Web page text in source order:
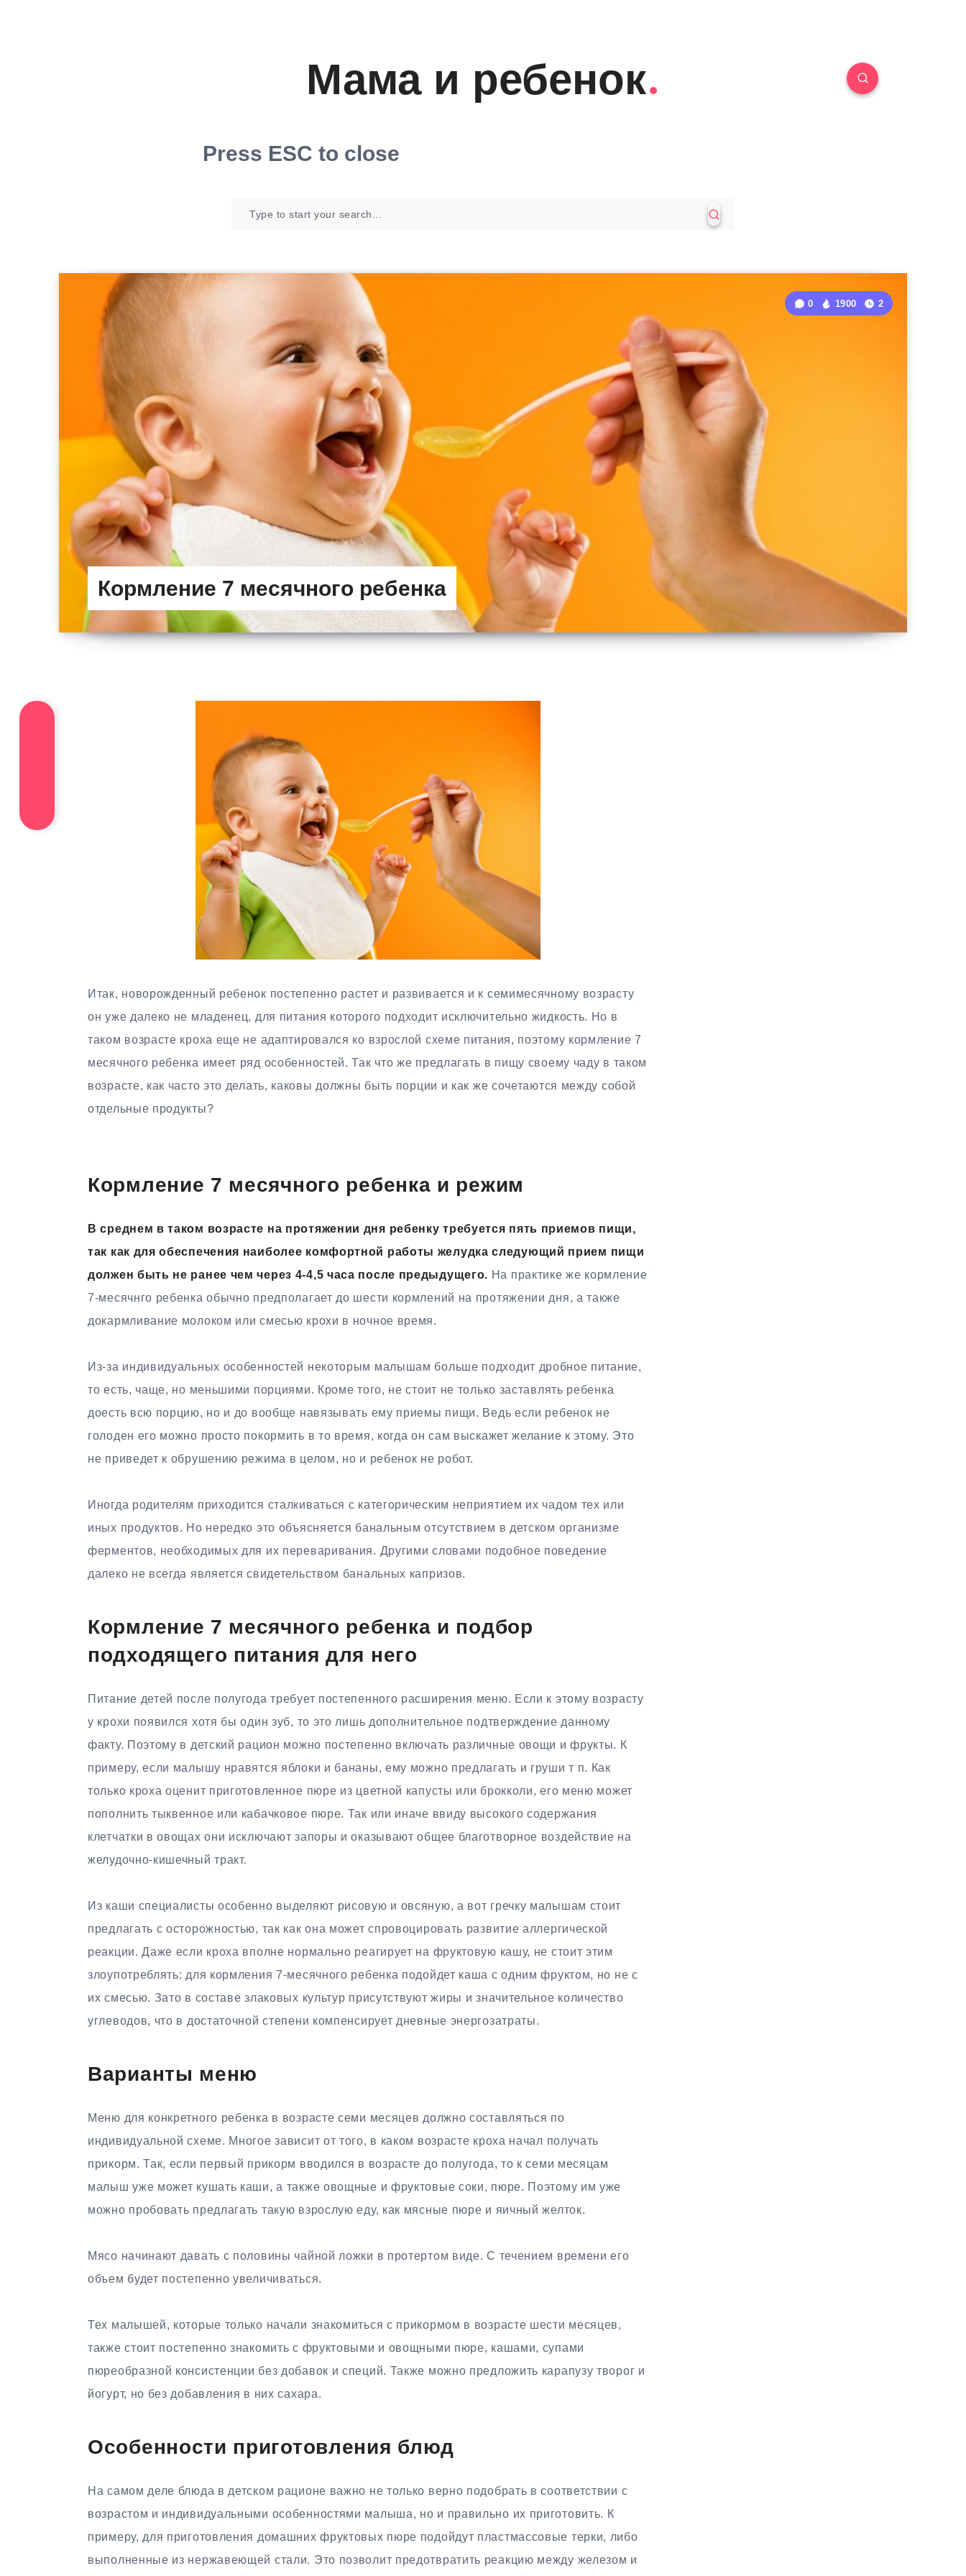
Мама и ребенок
Press ESC to close
Кормление 7 месячного ребенка
0 1900 2
Итак, новорожденный ребенок постепенно растет и развивается и к семимесячному возрасту
он уже далеко не младенец, для питания которого подходит исключительно жидкость. Но в
таком возрасте кроха еще не адаптировался ко взрослой схеме питания, поэтому кормление 7
месячного ребенка имеет ряд особенностей. Так что же предлагать в пищу своему чаду в таком
возрасте, как часто это делать, каковы должны быть порции и как же сочетаются между собой
отдельные продукты?
Кормление 7 месячного ребенка и режим
В среднем в таком возрасте на протяжении дня ребенку требуется пять приемов пищи,
так как для обеспечения наиболее комфортной работы желудка следующий прием пищи
должен быть не ранее чем через 4-4,5 часа после предыдущего. На практике же кормление
7-месячнго ребенка обычно предполагает до шести кормлений на протяжении дня, а также
докармливание молоком или смесью крохи в ночное время.
Из-за индивидуальных особенностей некоторым малышам больше подходит дробное питание,
то есть, чаще, но меньшими порциями. Кроме того, не стоит не только заставлять ребенка
доесть всю порцию, но и до вообще навязывать ему приемы пищи. Ведь если ребенок не
голоден его можно просто покормить в то время, когда он сам выскажет желание к этому. Это
не приведет к обрушению режима в целом, но и ребенок не робот.
Иногда родителям приходится сталкиваться с категорическим неприятием их чадом тех или
иных продуктов. Но нередко это объясняется банальным отсутствием в детском организме
ферментов, необходимых для их переваривания. Другими словами подобное поведение
далеко не всегда является свидетельством банальных капризов.
Кормление 7 месячного ребенка и подбор
подходящего питания для него
Питание детей после полугода требует постепенного расширения меню. Если к этому возрасту
у крохи появился хотя бы один зуб, то это лишь дополнительное подтверждение данному
факту. Поэтому в детский рацион можно постепенно включать различные овощи и фрукты. К
примеру, если малышу нравятся яблоки и бананы, ему можно предлагать и груши т п. Как
только кроха оценит приготовленное пюре из цветной капусты или брокколи, его меню может
пополнить тыквенное или кабачковое пюре. Так или иначе ввиду высокого содержания
клетчатки в овощах они исключают запоры и оказывают общее благотворное воздействие на
желудочно-кишечный тракт.
Из каши специалисты особенно выделяют рисовую и овсяную, а вот гречку малышам стоит
предлагать с осторожностью, так как она может спровоцировать развитие аллергической
реакции. Даже если кроха вполне нормально реагирует на фруктовую кашу, не стоит этим
злоупотреблять: для кормления 7-месячного ребенка подойдет каша с одним фруктом, но не с
их смесью. Зато в составе злаковых культур присутствуют жиры и значительное количество
углеводов, что в достаточной степени компенсирует дневные энергозатраты.
Варианты меню
Меню для конкретного ребенка в возрасте семи месяцев должно составляться по
индивидуальной схеме. Многое зависит от того, в каком возрасте кроха начал получать
прикорм. Так, если первый прикорм вводился в возрасте до полугода, то к семи месяцам
малыш уже может кушать каши, а также овощные и фруктовые соки, пюре. Поэтому им уже
можно пробовать предлагать такую взрослую еду, как мясные пюре и яичный желток.
Мясо начинают давать с половины чайной ложки в протертом виде. С течением времени его
объем будет постепенно увеличиваться.
Тех малышей, которые только начали знакомиться с прикормом в возрасте шести месяцев,
также стоит постепенно знакомить с фруктовыми и овощными пюре, кашами, супами
пюреобразной консистенции без добавок и специй. Также можно предложить карапузу творог и
йогурт, но без добавления в них сахара.
Особенности приготовления блюд
На самом деле блюда в детском рационе важно не только верно подобрать в соответствии с
возрастом и индивидуальными особенностями малыша, но и правильно их приготовить. К
примеру, для приготовления домашних фруктовых пюре подойдут пластмассовые терки, либо
выполненные из нержавеющей стали. Это позволит предотвратить реакцию между железом и